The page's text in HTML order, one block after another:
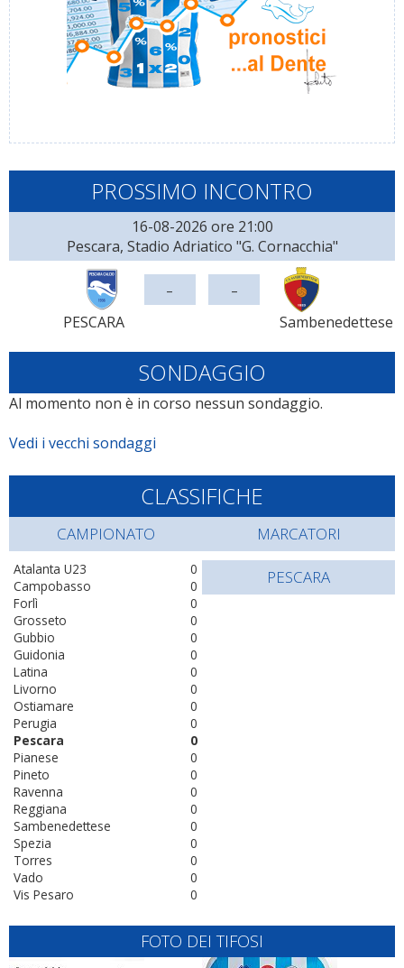
PROSSIMO INCONTRO
16-08-2026 ore 21:00
Pescara, Stadio Adriatico "G. Cornacchia"
PESCARA
- -
Sambenedettese
SONDAGGIO
Al momento non è in corso nessun sondaggio.
Vedi i vecchi sondaggi
CLASSIFICHE
CAMPIONATO
0
Atalanta U23
0
Campobasso
0
Forlì
0
Grosseto
0
Gubbio
0
Guidonia
0
Latina
0
Livorno
0
Ostiamare
0
Perugia
0
Pescara
0
Pianese
0
Pineto
0
Ravenna
0
Reggiana
0
Sambenedettese
0
Spezia
0
Torres
0
Vado
0
Vis Pesaro
MARCATORI
PESCARA
FOTO DEI TIFOSI